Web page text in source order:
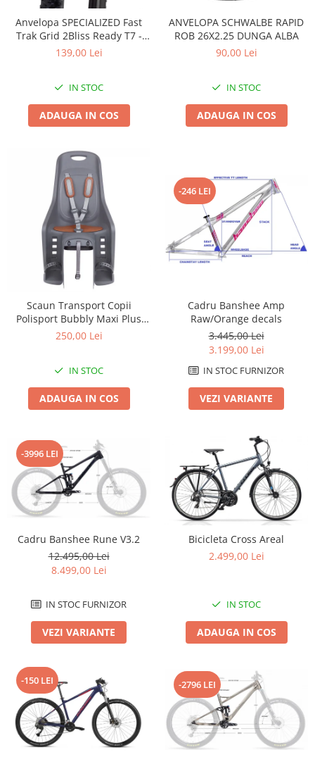
Camere
Cuvete (headset)
Frâne pe jantă
Plăcuțe frână
Piese frâne
Frâne pe disc
Furci fixe
Piese furci
Furci cu suspensie
Ghidaje și întinzătoare lanț
Ghidoane și atașabile
Jante
Manete Schimbător, Frâna, Combo
Manete frână
Manete combo
Manete schimbător
Manșoane și ghidolină
Ghidolină
Accesorii
Pedale
Pinioane
Roți spate
Accesorii roți
Roți față
Schimbătoare
Schimbătoare față
Schimbătoare spate
Pompe
Produse întreținere
Scule și dispozitive
Sisteme antifurt
Sonerii
Suporți și portbagaje auto
Încălțăminte
Anvelopa SPECIALIZED Fast
Trak Grid 2Bliss Ready T7 -
29x2.35 Black - Tubeless
139,00 Lei
IN STOC
ADAUGA IN COS
ANVELOPA SCHWALBE RAPID
ROB 26X2.25 DUNGA ALBA
90,00 Lei
IN STOC
ADAUGA IN COS
Scaun Transport Copii
Polisport Bubbly Maxi Plus
CFS PRINDERE pe PORTBAGAJ
250,00 Lei
IN STOC
ADAUGA IN COS
-246 LEI
Cadru Banshee Amp
Raw/Orange decals
3.445,00 Lei
3.199,00 Lei
IN STOC FURNIZOR
VEZI VARIANTE
-3996 LEI
Cadru Banshee Rune V3.2
12.495,00 Lei
8.499,00 Lei
IN STOC FURNIZOR
VEZI VARIANTE
Bicicleta Cross Areal
2.499,00 Lei
IN STOC
ADAUGA IN COS
-150 LEI -2796 LEI